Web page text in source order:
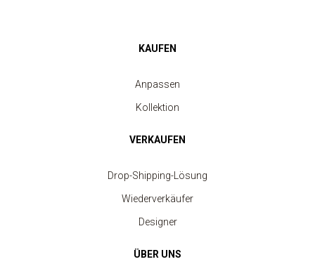
KAUFEN
Anpassen
Kollektion
VERKAUFEN
Drop-Shipping-Lösung
Wiederverkäufer
Designer
ÜBER UNS